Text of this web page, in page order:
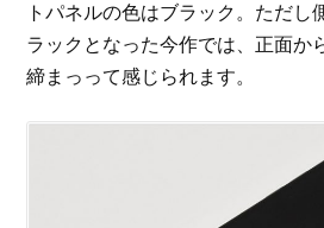
トパネルの色はブラック。ただし
ラックとなった今作では、正面か
締まっって感じられます。